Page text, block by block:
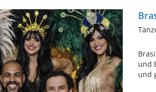
und
und